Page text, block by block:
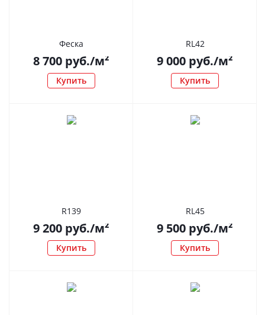
Феска
8 700 руб./м²
Купить
RL42
9 000 руб./м²
Купить
R139
9 200 руб./м²
Купить
RL45
9 500 руб./м²
Купить